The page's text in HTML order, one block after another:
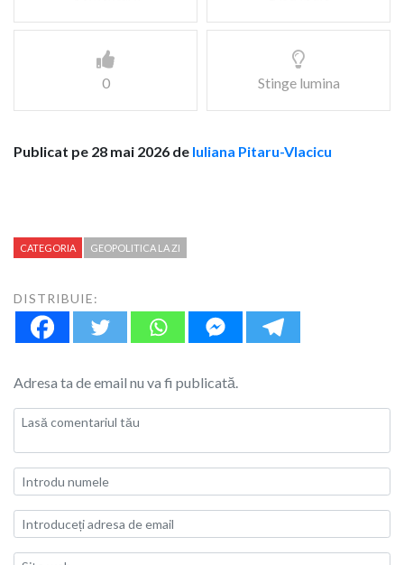
0 Stinge lumina
Publicat pe 28 mai 2026 de Iuliana Pitaru-Vlacicu
CATEGORIA GEOPOLITICA LA ZI
DISTRIBUIE:
Adresa ta de email nu va fi publicată.